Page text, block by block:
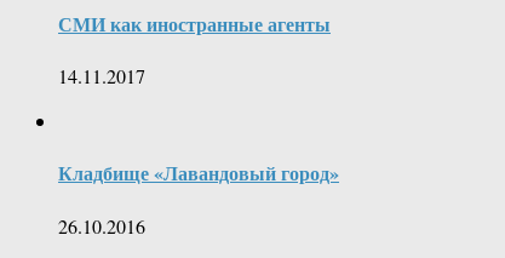
СМИ как иностранные агенты
14.11.2017
Кладбище «Лавандовый город»
26.10.2016